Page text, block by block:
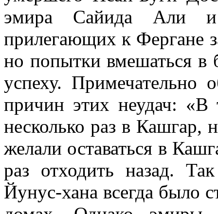
эмира Сайида Али
прилегающих к Фергане
но попытки вмешаться в
успеху. Примечательно
причин этих неудач: «В
несколько раз в Кашгар,
желали оставаться в
раз отходить назад.
Йунус-хана всегда было